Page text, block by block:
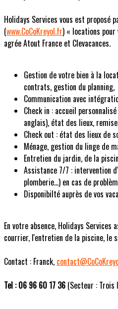
Holidays Services vous est proposé
(www.CoCoKreyol.fr) « locations pour
agrée Atout France et Clevacances.
Gestion de votre bien à la
contrats, gestion du planning,
Communication avec
Check in : accueil
anglais), état des lieux,
Check out : état des lieux de
Ménage, gestion du linge de
Entretien du jardin, de la
Assistance 7/7 : intervention
plomberie...) en cas de
Disponibilté auprès de vos
En votre absence, Holidays Services
courrier, l'entretien de la piscine, le
Contact : Franck,
Tel : 06 96 60 17 36 (Secteur : Trois